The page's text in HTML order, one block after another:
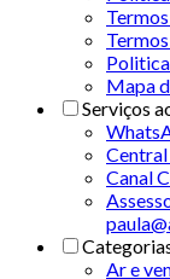
Mapa
Serviços
Canal
Ar e